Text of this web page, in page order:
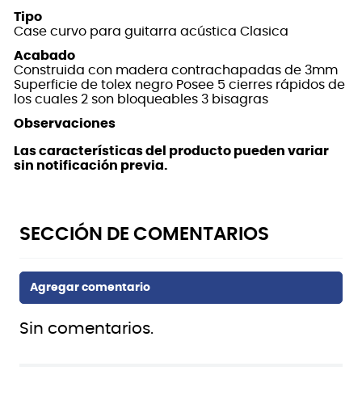
Tipo
Case curvo para guitarra acústica Clasica
Acabado
Construida con madera contrachapadas de 3mm
Superficie de tolex negro Posee 5 cierres rápidos de
los cuales 2 son bloqueables 3 bisagras
Observaciones
Las características del producto pueden variar
sin notificación previa.
Sin comentarios.